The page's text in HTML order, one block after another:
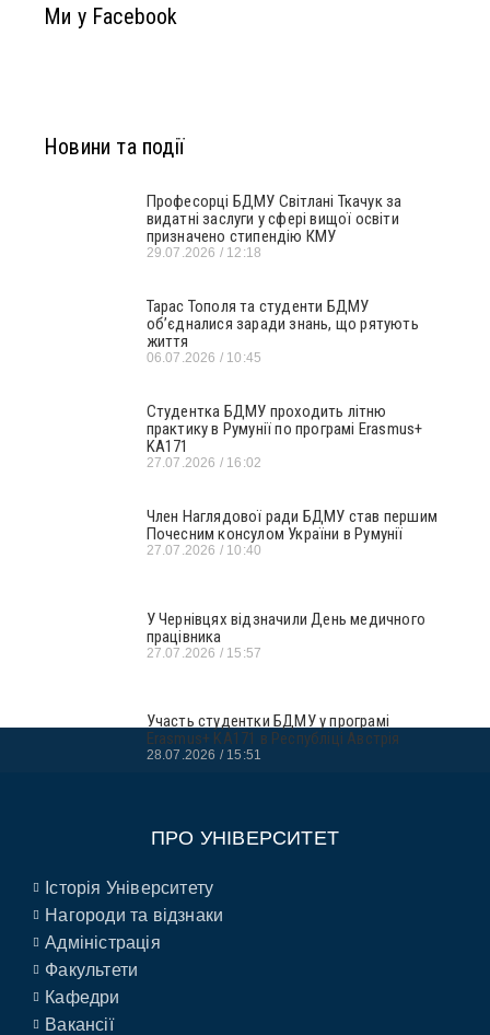
Ми у Facebook
Новини та події
Професорці БДМУ Світлані Ткачук за
видатні заслуги у сфері вищої освіти
призначено стипендію КМУ
29.07.2026 12:18
Тарас Тополя та студенти БДМУ
об’єдналися заради знань, що рятують
життя
06.07.2026 10:45
Студентка БДМУ проходить літню
практику в Румунії по програмі Erasmus+
KA171
27.07.2026 16:02
Член Наглядової ради БДМУ став першим
Почесним консулом України в Румунії
27.07.2026 10:40
У Чернівцях відзначили День медичного
працівника
27.07.2026 15:57
Участь студентки БДМУ у програмі
Erasmus+ KA171 в Республіці Австрія
28.07.2026 15:51
ПРО УНІВЕРСИТЕТ
Історія Університету
Нагороди та відзнаки
Адміністрація
Факультети
Кафедри
Вакансії